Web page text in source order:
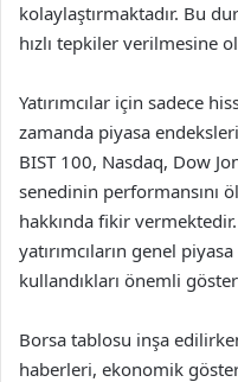
kolaylaştırmaktadır. Bu
hızlı tepkiler verilmesine
Yatırımcılar için sadece
zamanda piyasa
BIST 100, Nasdaq, Dow
senedinin performansını
hakkında fikir
yatırımcıların genel
kullandıkları önemli
Borsa tablosu inşa
haberleri, ekonomik